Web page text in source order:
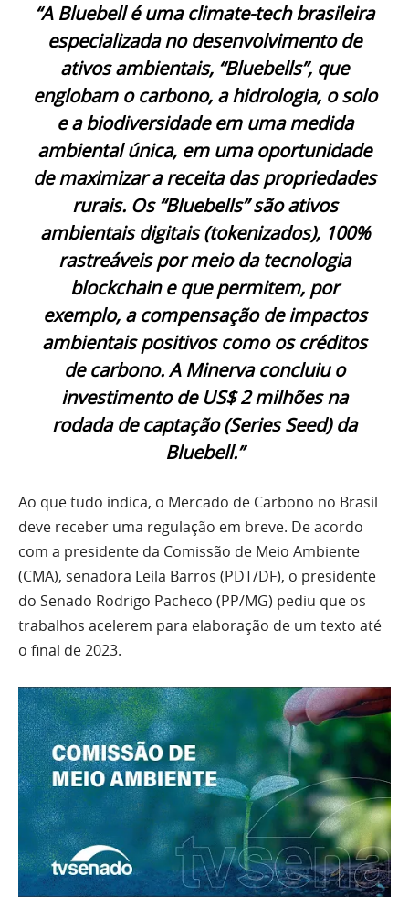
“A Bluebell é uma climate-tech brasileira
especializada no desenvolvimento de
ativos ambientais, “Bluebells”, que
englobam o carbono, a hidrologia, o solo
e a biodiversidade em uma medida
ambiental única, em uma oportunidade
de maximizar a receita das propriedades
rurais. Os “Bluebells” são ativos
ambientais digitais (tokenizados), 100%
rastreáveis por meio da tecnologia
blockchain e que permitem, por
exemplo, a compensação de impactos
ambientais positivos como os créditos
de carbono. A Minerva concluiu o
investimento de US$ 2 milhões na
rodada de captação (Series Seed) da
Bluebell.”
Ao que tudo indica, o Mercado de Carbono no Brasil
deve receber uma regulação em breve. De acordo
com a presidente da Comissão de Meio Ambiente
(CMA), senadora Leila Barros (PDT/DF), o presidente
do Senado Rodrigo Pacheco (PP/MG) pediu que os
trabalhos acelerem para elaboração de um texto até
o final de 2023.